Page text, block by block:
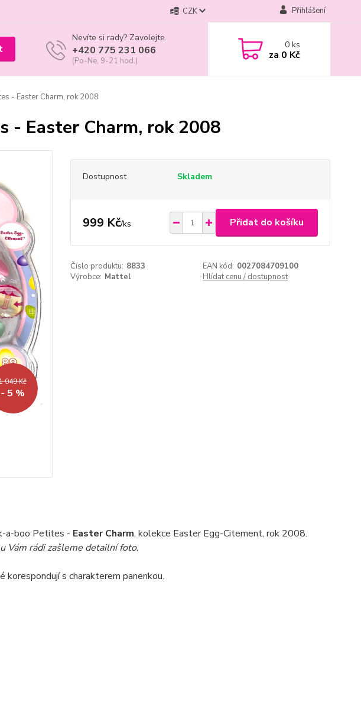
CZK Přihlášení
Nevíte si rady? Zavolejte.
+420 775 231 066
(Po-Ne, 9-21 hod.)
0ks
za 0 Kč
- Easter Charm, rok 2008
- Easter Charm, rok 2008
049 Kč
- 5 %
Dostupnost Skladem
999 Kč/ks Přidat do košíku
Číslo produktu: 8833 EAN kód: 0027084709100
Výrobce: Mattel Hlídat cenu / dostupnost
a-boo Petites - Easter Charm, kolekce Easter Egg-Citement, rok 2008.
Vám rádi zašleme detailní foto.
s charakterem panenkou.